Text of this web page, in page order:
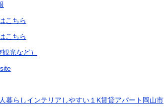
こちら
こちら
光など）
暮らしインテリアしやすい１K賃貸アパート岡山市